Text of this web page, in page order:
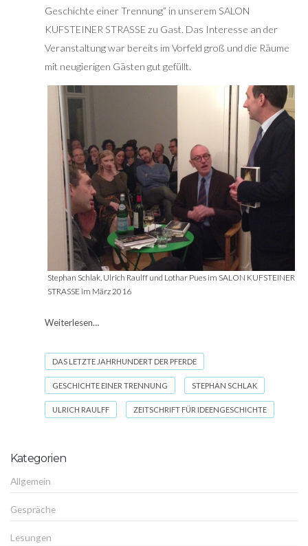
Geschichte einer Trennung” in unserem SALON
KUFSTEINER STRASSE zu Gast. Das Interesse an der
Veranstaltung war bereits im Vorfeld groß und die Räume
mit neugierigen Gästen gut gefüllt.
Stephan Schlak, Ulrich Raulff und Lothar Pues im SALON KUFSTEINER
STRASSE im März 2016
Weiterlesen…
DAS LETZTE JAHRHUNDERT DER PFERDE
GESCHICHTE EINER TRENNUNG STEPHAN SCHLAK
ULRICH RAULFF ZEITSCHRIFT FÜR IDEENGESCHICHTE
Kategorien
Allgemein
Gespräche
Lesungen